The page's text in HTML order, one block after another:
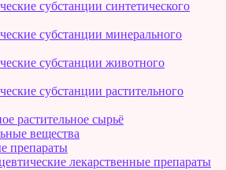
субстанции синтетического
субстанции минерального
субстанции животного
субстанции растительного
растительное сырьё
вещества
препараты
лекарственные препараты